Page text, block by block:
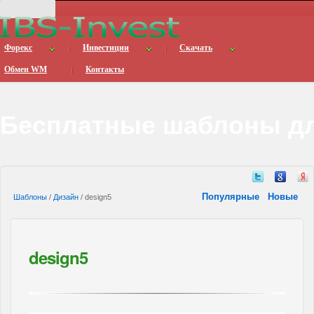
Форекс Инвестиции Скачать
Обмен WM Контакты
Шаблоны / Дизайн / design5 Популярные Новые
design5